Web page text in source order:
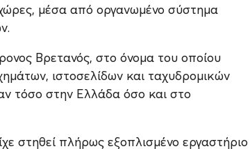
μέσα από οργανωμένο σύστημα
Βρετανός, στο όνομα του οποίου
ιστοσελίδων και ταχυδρομικών
τόσο στην Ελλάδα όσο και στο
στηθεί πλήρως εξοπλισμένο εργαστήριο